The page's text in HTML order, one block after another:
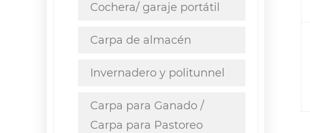
Cochera/ garaje portátil
Carpa de almacén
Invernadero y politunnel
Carpa para Ganado /
Carpa para Pastoreo